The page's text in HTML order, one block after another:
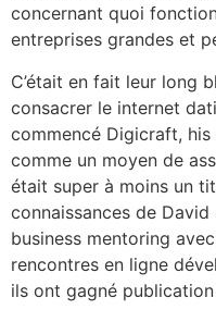
concernant quoi
entreprises grandes et
C’était en fait leur long
consacrer le internet
commencé Digicraft,
comme un moyen de
était super à moins un
connaissances de
business mentoring
rencontres en ligne
ils ont gagné